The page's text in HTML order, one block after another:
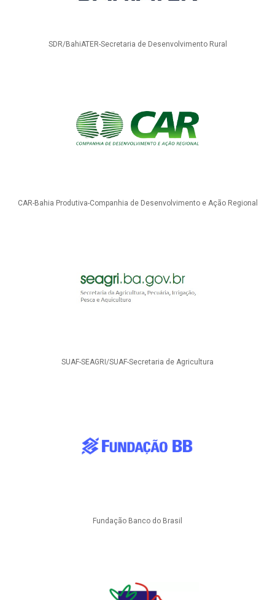
SDR/BahiATER-Secretaria de Desenvolvimento Rural
CAR-Bahia Produtiva-Companhia de Desenvolvimento e Ação Regional
SUAF-SEAGRI/SUAF-Secretaria de Agricultura
Fundação Banco do Brasil